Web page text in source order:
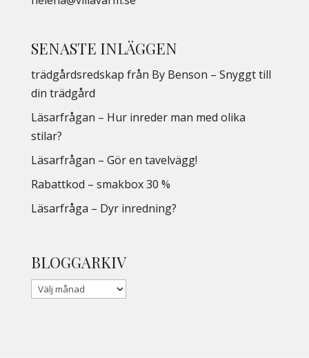
SENASTE INLÄGGEN
trädgårdsredskap från By Benson – Snyggt till
din trädgård
Läsarfrågan – Hur inreder man med olika
stilar?
Läsarfrågan – Gör en tavelvägg!
Rabattkod – smakbox 30 %
Läsarfråga – Dyr inredning?
BLOGGARKIV